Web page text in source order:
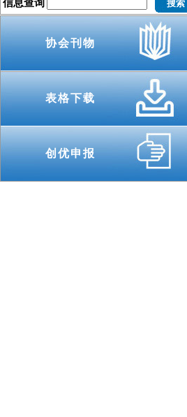
信息查询
协会刊物
表格下载
创优申报